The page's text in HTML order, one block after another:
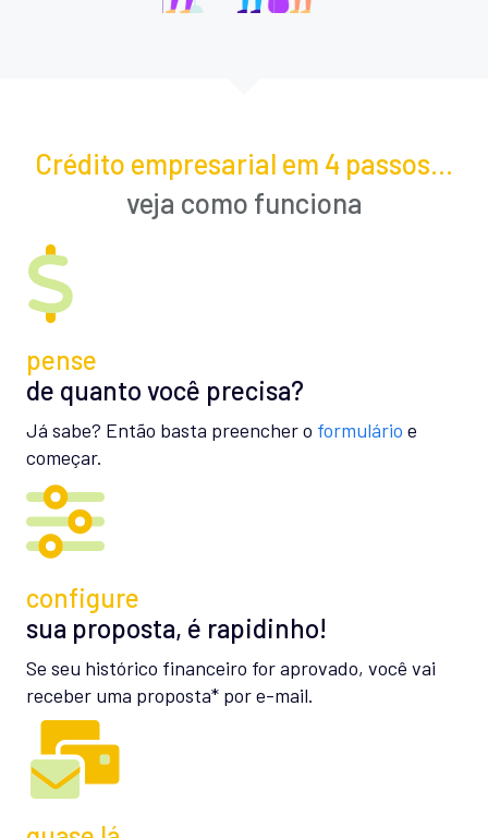
Crédito empresarial em 4 passos...
veja como funciona
pense
de quanto você precisa?
Já sabe? Então basta preencher o formulário e
começar.
configure
sua proposta, é rapidinho!
Se seu histórico financeiro for aprovado, você vai
receber uma proposta* por e-mail.